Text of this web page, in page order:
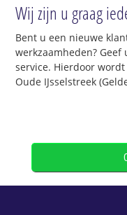
Wij zijn u graag
Bent u een nieuwe
werkzaamheden?
service. Hierdoor
Oude IJsselstreek